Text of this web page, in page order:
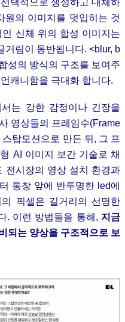
원의 이미지를 덧입히는 것
신체 위의 합성 이미지는
거림이 동반됩니다. <blur, b
성의 방식의 구조를 보여주
캐니함을 극대화 합니다.
는 강한 감정이나 긴장을
영상들의 프레임수(Frame
탑모션으로 만든 뒤, 그 프
AI 이미지 보간 기술로 채
전시장의 영상 설치 환경과
통창 앞에 반투명한 led에
픽셀은 길거리의 선명한
. 이런 방법들을 통해, 지금
되는 양상을 구조적으로 보